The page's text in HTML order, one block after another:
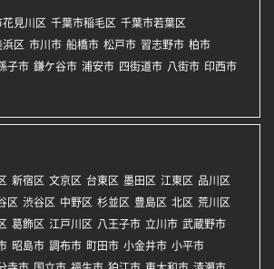
花見川区 千葉市稲毛区 千葉市若葉区
浜区 市川市 船橋市 松戸市 習志野市 柏市
子市 鎌ケ谷市 浦安市 四街道市 八街市 印西市
新宿区 文京区 台東区 墨田区 江東区 品川区
区 渋谷区 中野区 杉並区 豊島区 北区 荒川区
葛飾区 江戸川区 八王子市 立川市 武蔵野市
昭島市 調布市 町田市 小金井市 小平市